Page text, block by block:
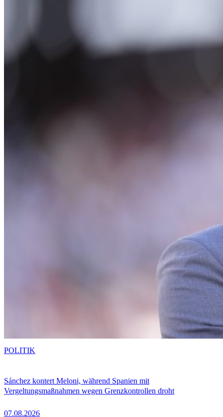
Sánchez kontert Meloni, während Spanien mit
Vergeltungsmaßnahmen wegen Grenzkontrollen droht
07.08.2026
POLITIK